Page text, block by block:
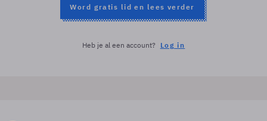
Word gratis lid en lees verder
Heb je al een account? Log in